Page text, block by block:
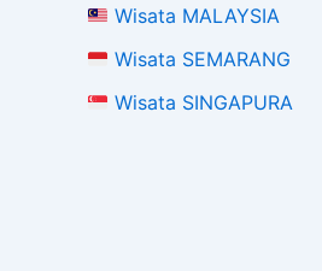
Wisata MALAYSIA
Wisata SEMARANG
Wisata SINGAPURA